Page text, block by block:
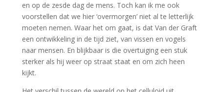
en op de zesde dag de mens. Toch kan ik me ook
voorstellen dat we hier ‘overmorgen’ niet al te letterlijk
moeten nemen. Waar het om gaat, is dat Van der Graft
een ontwikkeling in de tijd ziet, van vissen en vogels
naar mensen. En blijkbaar is die overtuiging een stuk
sterker als hij weer op straat staat en om zich heen
kijkt.